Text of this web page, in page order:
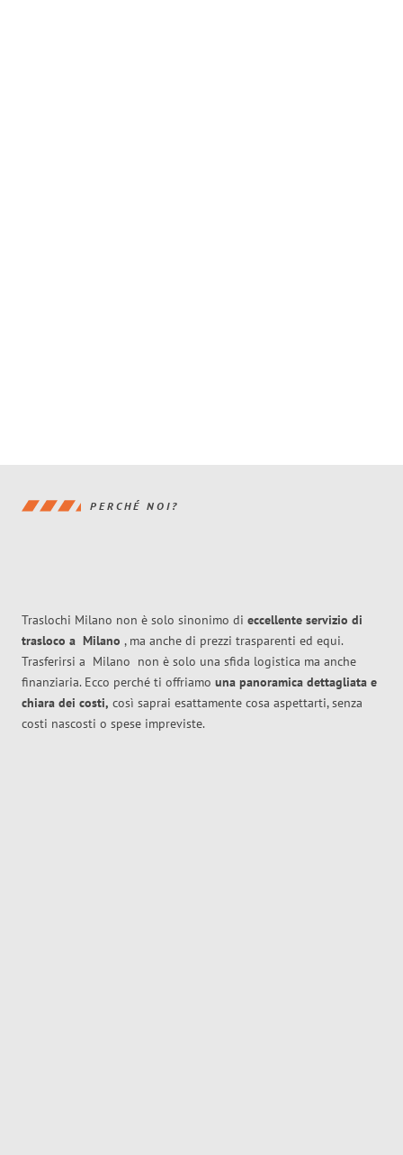
PERCHÉ NOI?
Traslochi Milano non è solo sinonimo di eccellente servizio di
trasloco a Milano , ma anche di prezzi trasparenti ed equi.
Trasferirsi a Milano non è solo una sfida logistica ma anche
finanziaria. Ecco perché ti offriamo una panoramica dettagliata e
chiara dei costi, così saprai esattamente cosa aspettarti, senza
costi nascosti o spese impreviste.